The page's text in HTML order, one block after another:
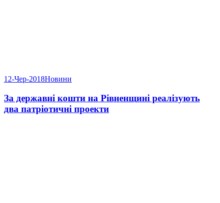
12-Чер-2018Новини
За державні кошти на Рівненщині реалізують
два патріотичні проекти